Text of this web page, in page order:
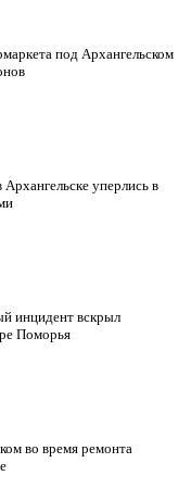
под Архангельском
уперлись в
инцидент вскрыл
Поморья
во время ремонта